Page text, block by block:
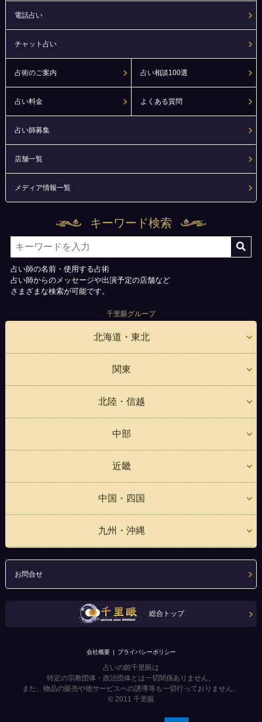
電話占い
チャット占い
占術のご案内 占い相談100選
占い料金 よくある質問
占い師募集
店舗一覧
メディア情報一覧
キーワード検索
占い師の名前・使用する占術
占い師からのメッセージや出演予定の店舗など
さまざまな検索が可能です。
千里眼グループ
北海道・東北
関東
北陸・信越
中部
近畿
中国・四国
九州・沖縄
お問合せ
総合トップ
会社概要 プライバシーポリシー
占いの館千里眼は
特定の宗教団体・政治団体とは一切関係ありません。
また、物品の販売や他サービスへの誘導等も一切行っておりません。
© 2011 千里眼